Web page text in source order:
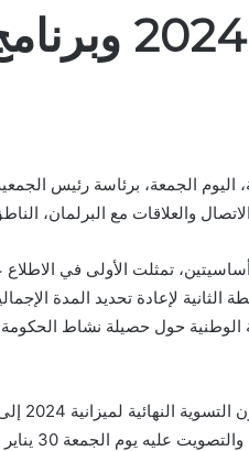
اليوم الجمعة، برئاسة رئيس
والعلاقات مع البرلمان،
تمثلت الأولى في الاطلاع
خُصصت النقطة الثانية لإعادة تحديد
وقرر
يناير 2026، عند الساعة التاسعة صباحًا.